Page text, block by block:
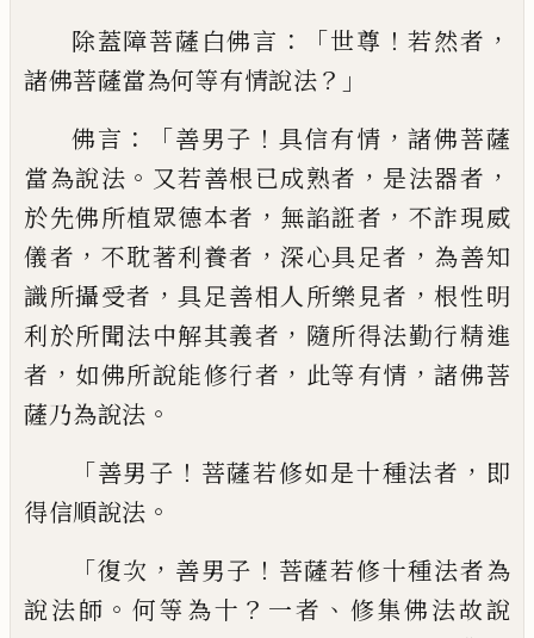
除蓋障菩薩白佛言 ：「世尊 ！若然者 ，
諸佛菩薩當為何等有情說法？」
佛言 ：「善男子 ！ 具信有情 ，諸佛菩薩
當為說法 。 又若善根已成熟者 ， 是法器者 ，
於先佛所植眾德本者 ， 無諂誑者 ， 不詐現威
儀者 ， 不耽著利養者 ， 深心具足者 ， 為善知
識所攝受者 ，具足善相人所樂見者 ，根性明
利於所聞法中解其義者 ， 隨所得法勤行精進
者 ， 如佛所說能修行者 ， 此等有情 ，諸佛菩
薩乃為說法 。
「善男子 ！ 菩薩若修如是十種法者 ， 即
得信順說法 。
「復次 ， 善男子 ！ 菩薩若修十種法者為
說法師 。何等為十 ？ 一者 、 修集佛法故說